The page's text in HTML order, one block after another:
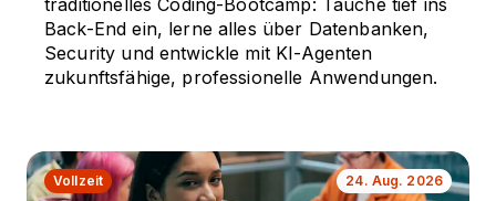
traditionelles Coding-Bootcamp: Tauche tief ins
Back-End ein, lerne alles über Datenbanken,
Security und entwickle mit KI-Agenten
zukunftsfähige, professionelle Anwendungen.
24. Aug. 2026
Vollzeit